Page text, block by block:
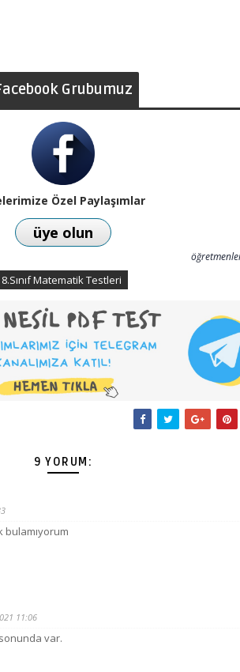
Grubumuz
Özel Paylaşımlar
üye olun
Matematik Testleri
9 YORUM:
bulamıyorum
11:06
var.